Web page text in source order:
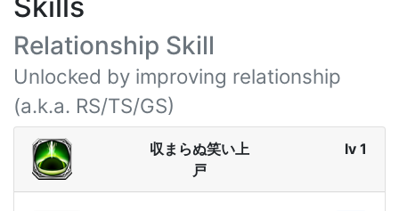
Relationship Skill
Unlocked by improving relationship
(a.k.a. RS/TS/GS)
収まらぬ笑い上
戸
lv 1